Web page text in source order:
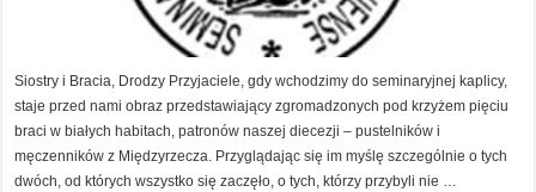
Siostry i Bracia, Drodzy Przyjaciele, gdy wchodzimy do seminaryjnej kaplicy,
staje przed nami obraz przedstawiający zgromadzonych pod krzyżem pięciu
braci w białych habitach, patronów naszej diecezji – pustelników i
męczenników z Międzyrzecza. Przyglądając się im myślę szczególnie o tych
dwóch, od których wszystko się zaczęło, o tych, którzy przybyli nie …